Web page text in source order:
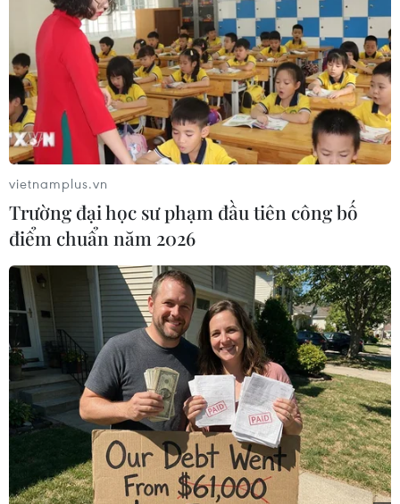
Google muốn thâu tóm nhà sản xuất thiết
bị đeo nổi tiếng Fitbit
29/10/2019 12:31
Mặc dù Google đã cùng với các công ty công nghệ lớn
khác như Apple Inc và Samsung Electronics Co Ltd phát
triển điện thoại thông minh, nhưng hãng này vẫn chưa
có thiết bị đeo của riêng mình.
vietnamplus.vn
Trường đại học sư phạm đầu tiên công bố
điểm chuẩn năm 2026